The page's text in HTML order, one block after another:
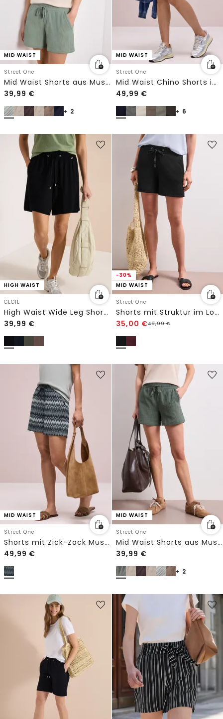
MID WAIST
Street One
Mid Waist Shorts aus Musselinstoff
39,99 €
+ 2
MID WAIST
Street One
Mid Waist Chino Shorts im Casual Fit
49,99 €
+ 6
HIGH WAIST
CECIL
High Waist Wide Leg Shorts mit Struktur
39,99 €
-30%
MID WAIST
Street One
Shorts mit Struktur im Loose Fit
35,00 €49,99€
MID WAIST
Street One
Shorts mit Zick-Zack Muster
49,99 €
MID WAIST
Street One
Mid Waist Shorts aus Musselinstoff
39,99 €
+ 2